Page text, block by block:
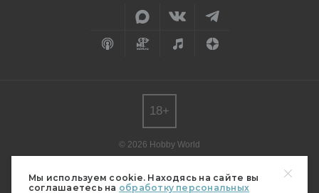
Мы используем cookie. Находясь на сайте вы
соглашаетесь на обработку персональных
© 2026 Hobby World
редакции.
Мнение авторов может не совпадать с мнением редакции.
18+